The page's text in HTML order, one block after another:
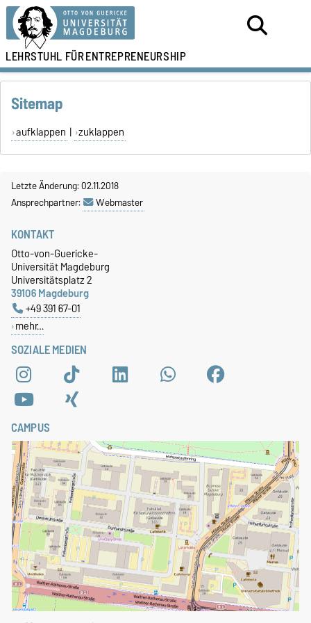
LEHRSTUHL FÜRENTREPRENEURSHIP
Sitemap
aufklappen | zuklappen
Letzte Änderung: 02.11.2018
Ansprechpartner:
Webmaster
SOZIALE MEDIEN
KONTAKT
Otto-von-Guericke-
Universität Magdeburg
Universitätsplatz 2
39106 Magdeburg
+49 391 67-01
mehr…
CAMPUS